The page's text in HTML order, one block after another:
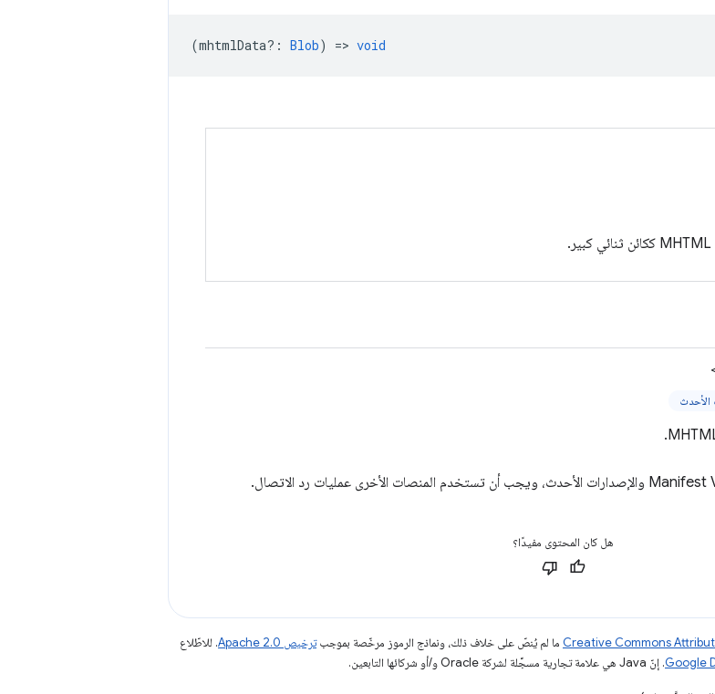
(mhtmlData? : Blob) => void
هل كان المحتوى مفيدًا؟
ما لم يُنصّ على خلاف ذلك، ونماذج الرموز مرخّصة بموجبترخيص Apache 2.0‏
. للاطّلاع
. إنّ Java هي علامة تجارية مسجَّلة لشركة Oracle و/أو شركائها التابعين.